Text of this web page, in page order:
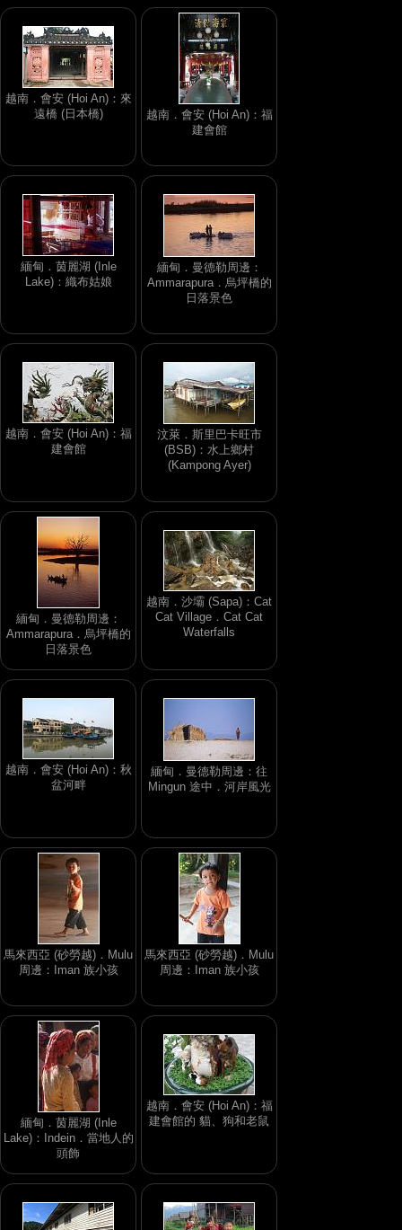
越南．會安 (Hoi An)：來
遠橋 (日本橋)
越南．會安 (Hoi An)：福
建會館
緬甸．茵麗湖 (Inle
Lake)：織布姑娘
緬甸．曼德勒周邊：
Ammarapura．烏坪橋的
日落景色
越南．會安 (Hoi An)：福
建會館
汶萊．斯里巴卡旺市
(BSB)：水上鄉村
(Kampong Ayer)
緬甸．曼德勒周邊：
Ammarapura．烏坪橋的
日落景色
越南．沙壩 (Sapa)：Cat
Cat Village．Cat Cat
Waterfalls
越南．會安 (Hoi An)：秋
盆河畔
緬甸．曼德勒周邊：往
Mingun 途中．河岸風光
馬來西亞 (砂勞越)．Mulu
周邊：Iman 族小孩
馬來西亞 (砂勞越)．Mulu
周邊：Iman 族小孩
緬甸．茵麗湖 (Inle
Lake)：Indein．當地人的
頭飾
越南．會安 (Hoi An)：福
建會館的 貓、狗和老鼠